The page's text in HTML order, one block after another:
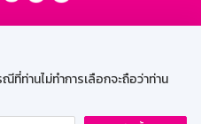
ท่านไม่ทำการเลือกจะถือว่าท่าน